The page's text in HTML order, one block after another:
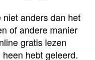
anders dan het
of andere manier
gratis lezen
hebt geleerd.